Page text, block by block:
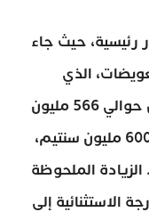
رئيسية، حيث جاء
الذي
استحوذ على أكبر حصة، إذ تم تخصيص حوالي 566 مليون
درهم لهذا البند، ما يعادل 56 مليارا و600 مليون سنتيم،
الزيادة الملحوظة
الاستثنائية إلى